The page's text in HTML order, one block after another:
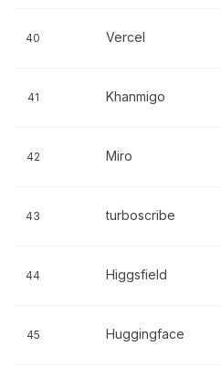
40 Vercel
41 Khanmigo
42 Miro
43 turboscribe
44 Higgsfield
45 Huggingface